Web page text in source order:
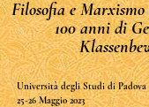
Filosofia e
100 anni di
Università degli Studi di Padova
25-26 Maggio 2023